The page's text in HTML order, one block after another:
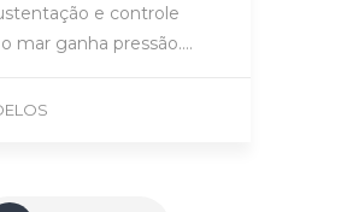
e controle
mar ganha pressão….